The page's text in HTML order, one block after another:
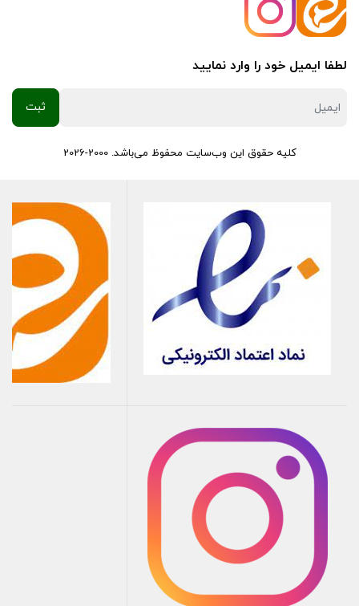
لطفا ایمیل خود را وارد نمایید
کلیه حقوق این وب‌سایت محفوظ می‌باشد. 2000-2026